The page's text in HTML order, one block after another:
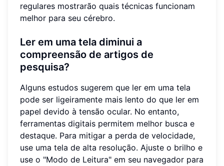
regulares mostrarão quais técnicas funcionam
melhor para seu cérebro.
Ler em uma tela diminui a
compreensão de artigos de
pesquisa?
Alguns estudos sugerem que ler em uma tela
pode ser ligeiramente mais lento do que ler em
papel devido à tensão ocular. No entanto,
ferramentas digitais permitem melhor busca e
destaque. Para mitigar a perda de velocidade,
use uma tela de alta resolução. Ajuste o brilho e
use o "Modo de Leitura" em seu navegador para